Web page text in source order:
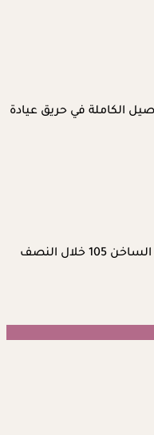
الكاملة في حريق عيادة
الصحة: ارتفاع الإقبال على الخط الساخن 105 خلال النصف